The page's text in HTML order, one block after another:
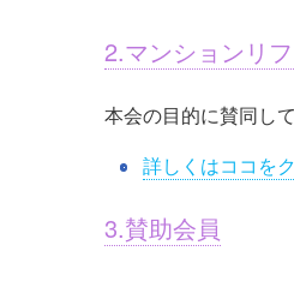
2.マンションリ
本会の目的に賛同し
詳しくはココを
3.賛助会員